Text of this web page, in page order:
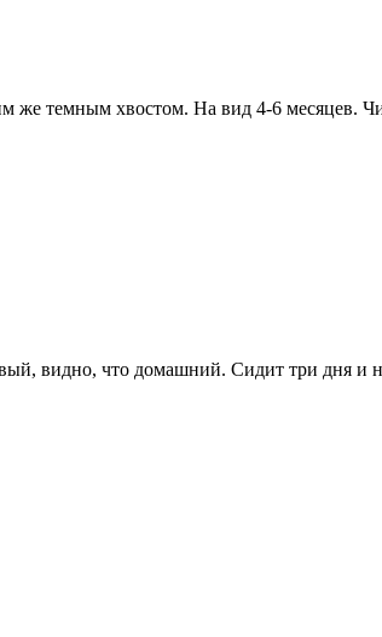
темным хвостом. На вид 4-6 месяцев.
видно, что домашний. Сидит три дня и